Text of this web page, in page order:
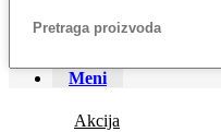
Meni
Akcija